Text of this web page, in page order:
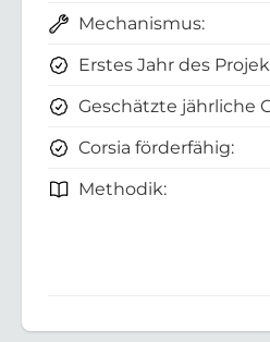
Mechanismus:
Erstes Jahr des
Geschätzte jährliche
Corsia förderfähig:
Methodik: